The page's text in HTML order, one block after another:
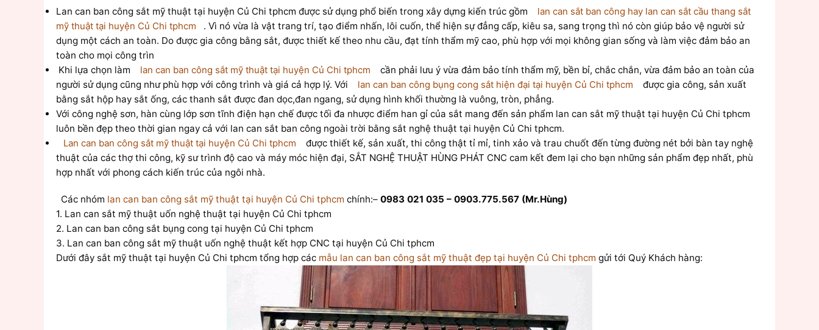
Lan can ban công sắt mỹ thuật tại huyện Củ Chi tphcm được sử dụng phổ biến trong xây dựng kiến trúc gồm
lan can sắt ban công hay lan can sắt cầu thang sắt
mỹ thuật tại huyện Củ Chi tphcm
. Vì nó vừa là vật trang trí, tạo điểm nhấn, lôi cuốn, thể hiện sự đẳng cấp, kiêu sa, sang trọng thì nó còn giúp bảo vệ người sử
dụng một cách an toàn. Do được gia công bằng sắt, được thiết kế theo nhu cầu, đạt tính thẩm mỹ cao, phù hợp với mọi không gian sống và làm việc đảm bảo an
toàn cho mọi công trìn
Khi lựa chọn làm
lan can ban công sắt mỹ thuật tại huyện Củ Chi tphcm
cần phải lưu ý vừa đảm bảo tính thẩm mỹ, bền bỉ, chắc chắn, vừa đảm bảo an toàn của
người sử dụng cũng như phù hợp với công trình và giá cả hợp lý. Với
lan can ban công bụng cong sắt hiện đại tại huyện Củ Chi tphcm
được gia công, sản xuất
bằng sắt hộp hay sắt ống, các thanh sắt được đan dọc,đan ngang, sử dụng hình khối thường là vuông, tròn, phẳng.
Với công nghệ sơn, hàn cùng lớp sơn tĩnh điện hạn chế được tối đa nhược điểm han gỉ của sắt mang đến sản phẩm lan can sắt mỹ thuật tại huyện Củ Chi tphcm
luôn bền đẹp theo thời gian ngay cả với lan can sắt ban công ngoài trời bằng sắt nghệ thuật tại huyện Củ Chi tphcm.
Lan can ban công sắt mỹ thuật tại huyện Củ Chi tphcm
được thiết kế, sản xuất, thi công thật tỉ mỉ, tinh xảo và trau chuốt đến từng đường nét bởi bàn tay nghệ
thuật của các thợ thi công, kỹ sư trình độ cao và máy móc hiện đại, SẮT NGHỆ THUẬT HÙNG PHÁT CNC cam kết đem lại cho bạn những sản phẩm đẹp nhất, phù
hợp nhất với phong cách kiến trúc của ngôi nhà.
Các nhóm lan can ban công sắt mỹ thuật tại huyện Củ Chi tphcm chính:– 0983 021 035 – 0903.775.567 (Mr.Hùng)
1. Lan can sắt mỹ thuật uốn nghệ thuật tại huyện Củ Chi tphcm
2. Lan can ban công sắt bụng cong tại huyện Củ Chi tphcm
3. Lan can ban công sắt mỹ thuật uốn nghệ thuật kết hợp CNC tại huyện Củ Chi tphcm
Dưới đây sắt mỹ thuật tại huyện Củ Chi tphcm tổng hợp các mẫu lan can ban công sắt mỹ thuật đẹp tại huyện Củ Chi tphcm gửi tới Quý Khách hàng: